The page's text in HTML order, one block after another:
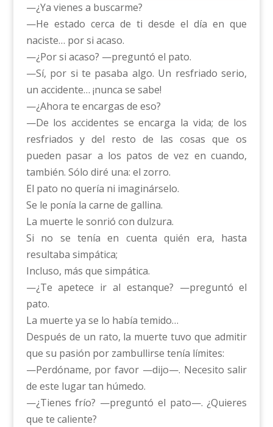
—¿Ya vienes a buscarme?
—He estado cerca de ti desde el día en que
naciste… por si acaso.
—¿Por si acaso? —preguntó el pato.
—Sí, por si te pasaba algo. Un resfriado serio,
un accidente… ¡nunca se sabe!
—¿Ahora te encargas de eso?
—De los accidentes se encarga la vida; de los
resfriados y del resto de las cosas que os
pueden pasar a los patos de vez en cuando,
también. Sólo diré una: el zorro.
El pato no quería ni imaginárselo.
Se le ponía la carne de gallina.
La muerte le sonrió con dulzura.
Si no se tenía en cuenta quién era, hasta
resultaba simpática;
Incluso, más que simpática.
—¿Te apetece ir al estanque? —preguntó el
pato.
La muerte ya se lo había temido…
Después de un rato, la muerte tuvo que admitir
que su pasión por zambullirse tenía límites:
—Perdóname, por favor —dijo—. Necesito salir
de este lugar tan húmedo.
—¿Tienes frío? —preguntó el pato—. ¿Quieres
que te caliente?